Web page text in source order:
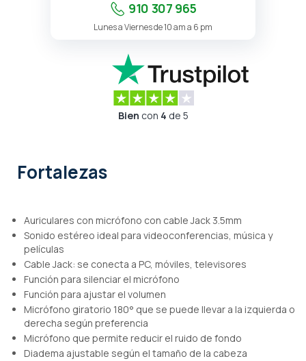
910 307 965
Lunes a Viernes de 10 am a 6 pm
Bien con 4 de 5
Fortalezas
Auriculares con micrófono con cable Jack 3.5mm
Sonido estéreo ideal para videoconferencias, música y
películas
Cable Jack: se conecta a PC, móviles, televisores
Función para silenciar el micrófono
Función para ajustar el volumen
Micrófono giratorio 180° que se puede llevar a la izquierda o
derecha según preferencia
Micrófono que permite reducir el ruido de fondo
Diadema ajustable según el tamaño de la cabeza